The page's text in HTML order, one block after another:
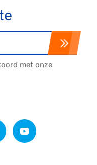
met onze